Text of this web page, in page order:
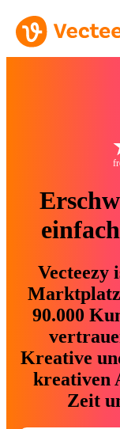
Vecteezy
90.000
Kreative
kreativen
Zeit